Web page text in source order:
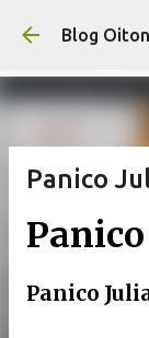
Blog Oiton
Panico
Panico